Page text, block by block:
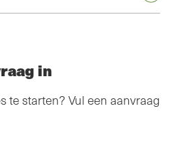
in
te starten? Vul een aanvraag